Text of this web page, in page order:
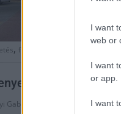
I want
web or
I want
or app.
I want
, fiatalkorú
meg az
Gabriella